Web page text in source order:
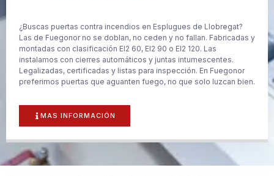
¿Buscas puertas contra incendios en Esplugues de Llobregat?
Las de Fuegonor no se doblan, no ceden y no fallan. Fabricadas y
montadas con clasificación EI2 60, EI2 90 o EI2 120. Las
instalamos con cierres automáticos y juntas intumescentes.
Legalizadas, certificadas y listas para inspección. En Fuegonor
preferimos puertas que aguanten fuego, no que solo luzcan bien.
MAS INFORMACIÓN